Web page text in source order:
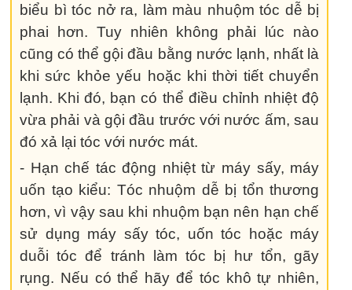
biểu bì tóc nở ra, làm màu nhuộm tóc dễ bị
phai hơn. Tuy nhiên không phải lúc nào
cũng có thể gội đầu bằng nước lạnh, nhất là
khi sức khỏe yếu hoặc khi thời tiết chuyển
lạnh. Khi đó, bạn có thể điều chỉnh nhiệt độ
vừa phải và gội đầu trước với nước ấm, sau
đó xả lại tóc với nước mát.
- Hạn chế tác động nhiệt từ máy sấy, máy
uốn tạo kiểu: Tóc nhuộm dễ bị tổn thương
hơn, vì vậy sau khi nhuộm bạn nên hạn chế
sử dụng máy sấy tóc, uốn tóc hoặc máy
duỗi tóc để tránh làm tóc bị hư tổn, gãy
rụng. Nếu có thể hãy để tóc khô tự nhiên,